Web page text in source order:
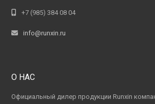
+7 (985) 384 08 04
info@runxin.ru
О НАС
Официальный дилер продукции Runxin